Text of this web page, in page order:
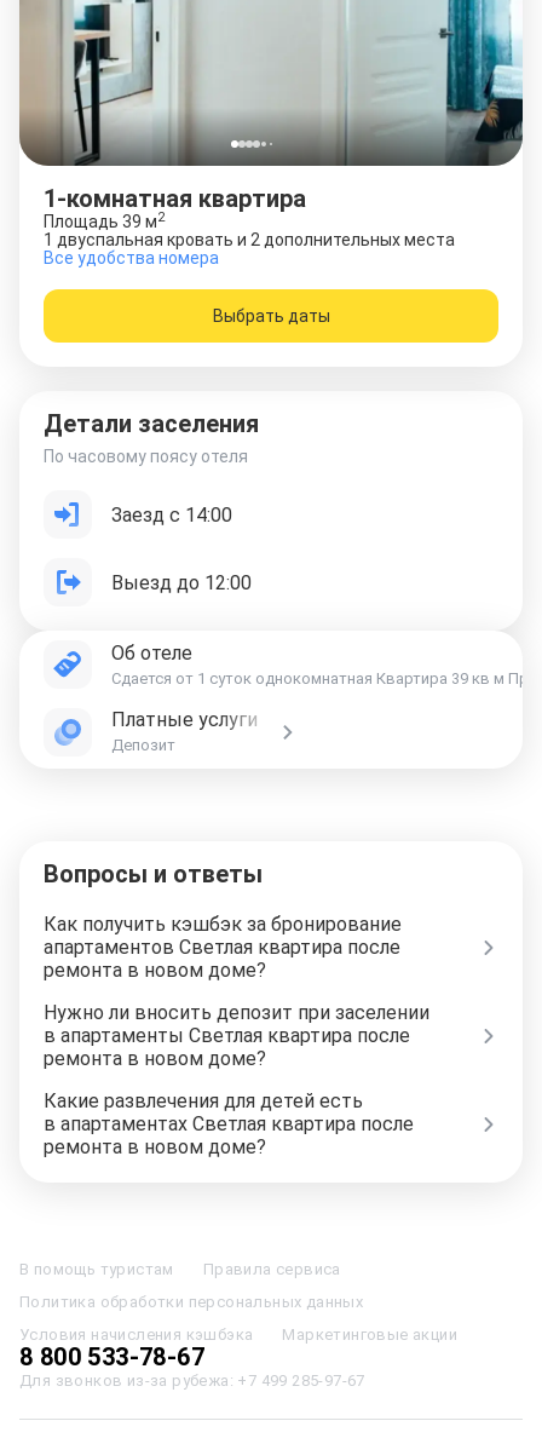
1-комнатная квартира
Площадь 39 м2
1 двуспальная кровать и 2 дополнительных места
Все удобства номера
Выбрать даты
Детали заселения
По часовому поясу отеля
Заезд с 14:00
Выезд до 12:00
Об отеле
Сдается от 1 суток однокомнатная Квартира 39 кв м
Платные услуги
Депозит
Вопросы и ответы
Как получить кэшбэк за бронирование
апартаментов Светлая квартира после
ремонта в новом доме?
Нужно ли вносить депозит при заселении
в апартаменты Светлая квартира после
ремонта в новом доме?
Какие развлечения для детей есть
в апартаментах Светлая квартира после
ремонта в новом доме?
Отели в КазаниОтели в Нижнем Новгороде
Отель ПрезидентОтель Рэдиссон в СочиГостиница в Калининграде
Отель Гринвуд Отели в АдлереОтель Soluxe в Москве
Отель Измайлово АльфаОтели в Сочи
Отели в Абхазии
Отели в СортавалеЕще
В помощь туристам
Правила сервиса
Политика обработки персональных данных
Условия начисления кэшбэка
Маркетинговые акции
8 800 533-78-67
Для звонков из-за рубежа: +7 499 285-97-67